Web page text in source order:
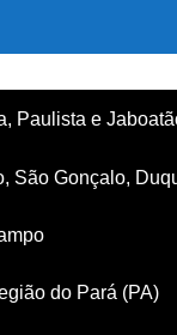
Paulista e
São Gonçalo,
do Pará (PA)